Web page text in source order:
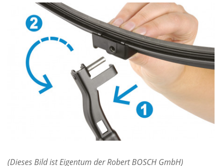
(Dieses Bild ist Eigentum der Robert BOSCH GmbH)